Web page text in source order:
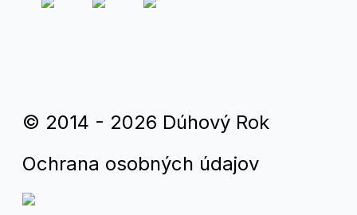
© 2014 - 2026 Dúhový Rok
Ochrana osobných údajov